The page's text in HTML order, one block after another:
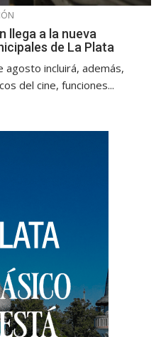
llega a la nueva
de La Plata
agosto incluirá, además,
del cine, funciones...